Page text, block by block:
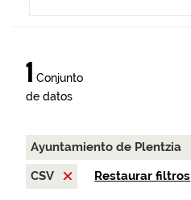
1 Conjunto
de datos
Ayuntamiento de Plentzia
CSV
Restaurar filtros